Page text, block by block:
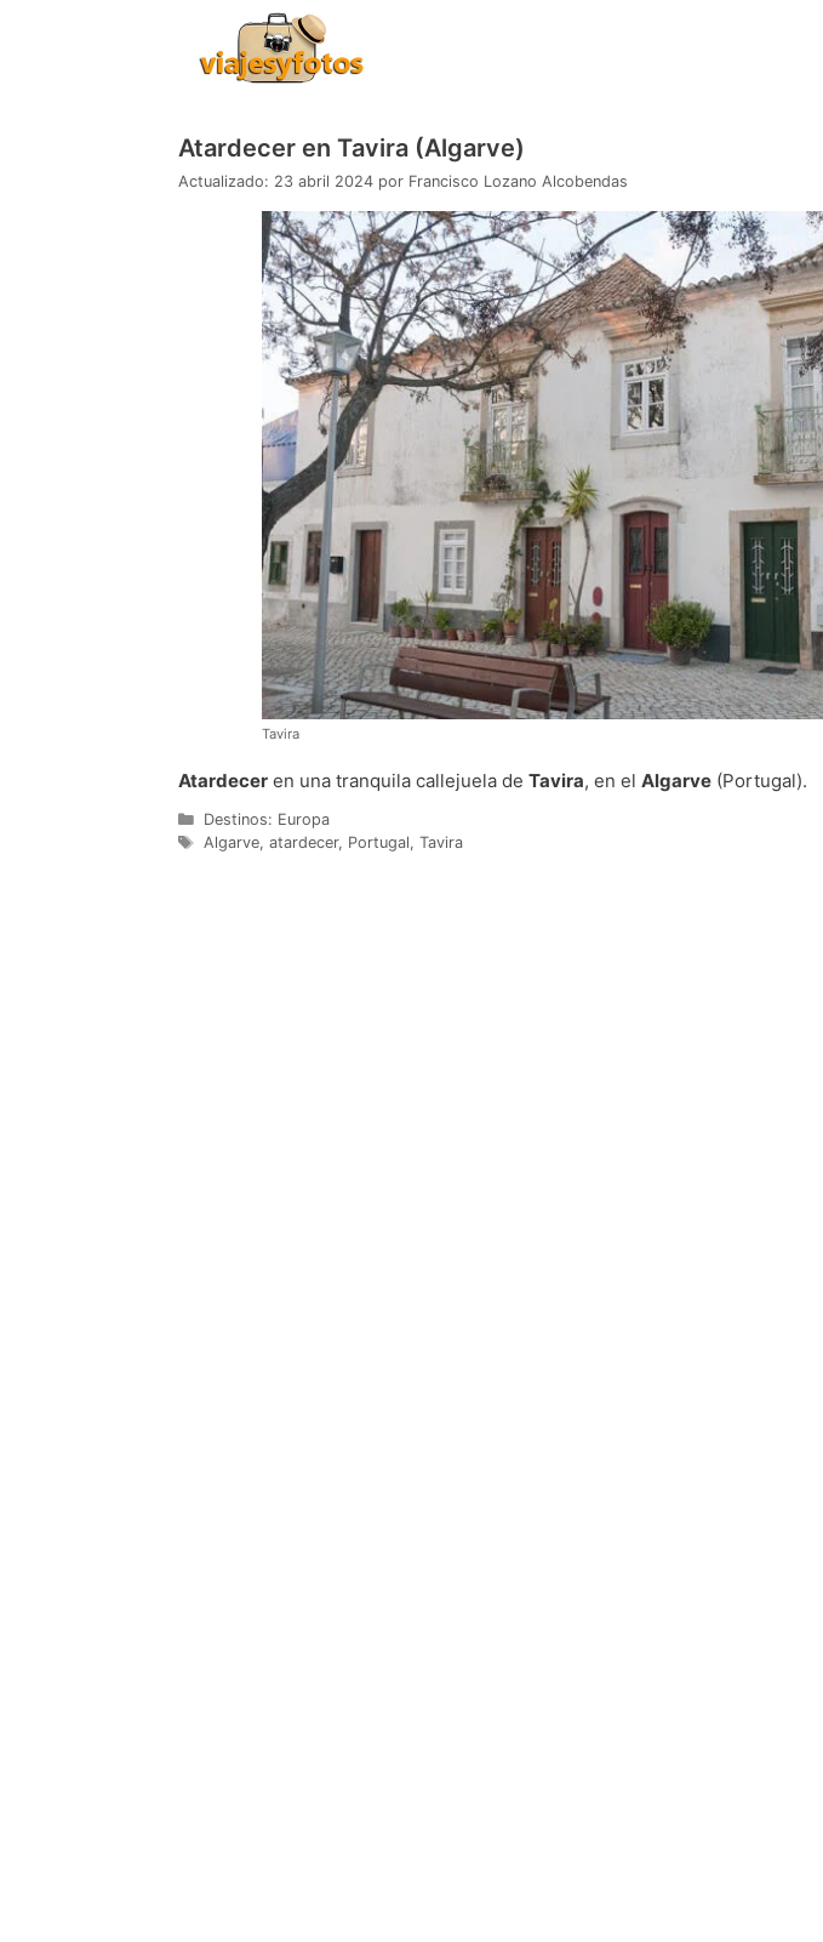
Atardecer en Tavira (Algarve)
23 abril 2024 por Francisco Lozano Alcobendas
Tavira
Atardecer en una tranquila callejuela de Tavira, en el Algarve (Portugal).
Categorías
Destinos: Europa
Etiquetas
Algarve, atardecer, Portugal, Tavira